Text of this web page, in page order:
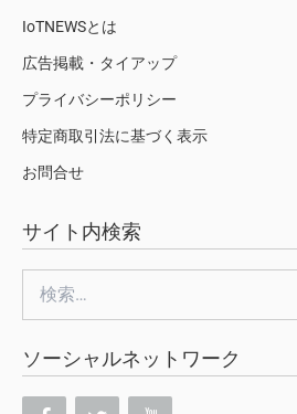
IoTNEWSとは
広告掲載・タイアップ
プライバシーポリシー
特定商取引法に基づく表示
お問合せ
サイト内検索
索:
ソーシャルネットワーク